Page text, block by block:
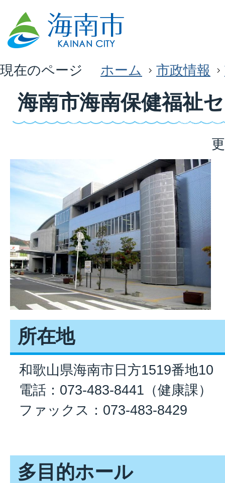
現在のページ ホーム 市政情報
海南市海南保健福祉
所在地
和歌山県海南市日方1519番地10
電話：073-483-8441（健康課）
ファックス：073-483-8429
多目的ホール